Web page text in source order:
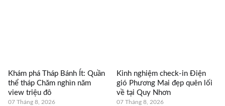
Khám phá Tháp Bánh Ít: Quần
thể tháp Chăm nghìn năm
view triệu đô
07 Tháng 8, 2026
Kinh nghiệm check-in Điện
gió Phương Mai đẹp quên lối
về tại Quy Nhơn
07 Tháng 8, 2026